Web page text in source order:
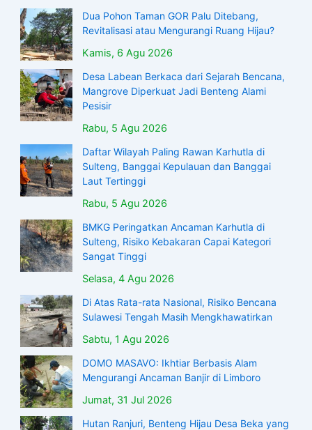
Dua Pohon Taman GOR Palu Ditebang,
Revitalisasi atau Mengurangi Ruang Hijau?
Kamis, 6 Agu 2026
Desa Labean Berkaca dari Sejarah Bencana,
Mangrove Diperkuat Jadi Benteng Alami
Pesisir
Rabu, 5 Agu 2026
Daftar Wilayah Paling Rawan Karhutla di
Sulteng, Banggai Kepulauan dan Banggai
Laut Tertinggi
Rabu, 5 Agu 2026
BMKG Peringatkan Ancaman Karhutla di
Sulteng, Risiko Kebakaran Capai Kategori
Sangat Tinggi
Selasa, 4 Agu 2026
Di Atas Rata-rata Nasional, Risiko Bencana
Sulawesi Tengah Masih Mengkhawatirkan
Sabtu, 1 Agu 2026
DOMO MASAVO: Ikhtiar Berbasis Alam
Mengurangi Ancaman Banjir di Limboro
Jumat, 31 Jul 2026
Hutan Ranjuri, Benteng Hijau Desa Beka yang